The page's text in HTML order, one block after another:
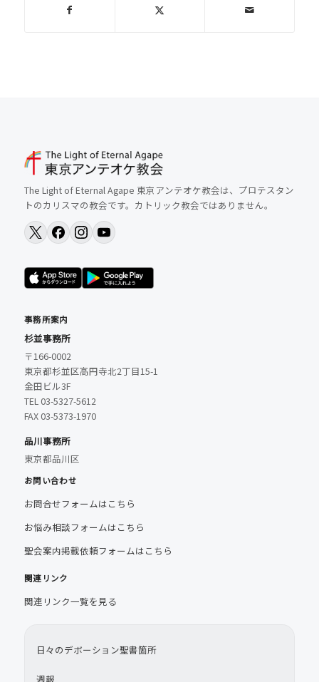
The Light of Eternal Agape 東京アンテオケ教会は、プロテスタン
トのカリスマの教会です。カトリック教会ではありません。
事務所案内
杉並事務所
〒166-0002
東京都杉並区高円寺北2丁目15-1
金田ビル3F
TEL 03-5327-5612
FAX 03-5373-1970
品川事務所
東京都品川区
お問い合わせ
お問合せフォームはこちら
お悩み相談フォームはこちら
聖会案内掲載依頼フォームはこちら
関連リンク
関連リンク一覧を見る
日々のデボーション聖書箇所
週報